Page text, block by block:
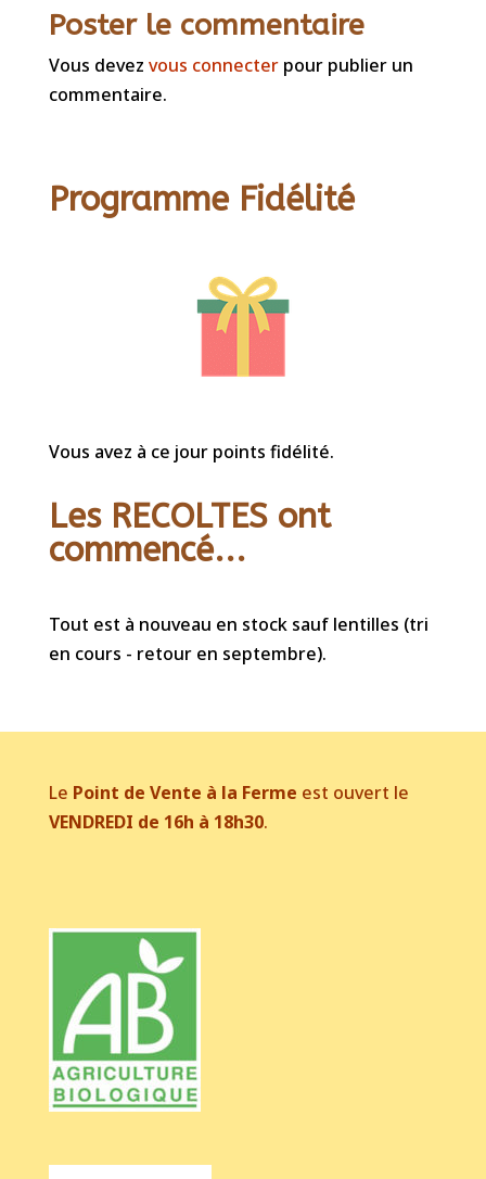
Poster le commentaire
Vous devez vous connecterpour publier un
commentaire.
Programme Fidélité
Vous avez à ce jour points fidélité.
Les RECOLTES ont
commencé...
Tout est à nouveau en stock sauf lentilles (tri
en cours - retour en septembre).
Le Point de Vente à la Ferme est ouvert le
VENDREDI de 16h à 18h30.